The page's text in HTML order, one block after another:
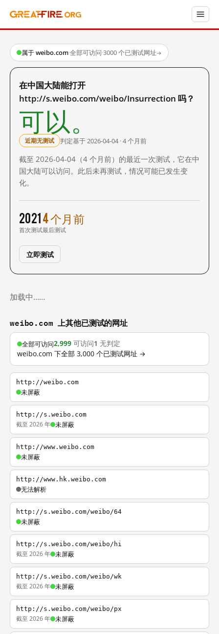
属于 weibo.com·全部可访问·3000 个已测试网址→
在中国大陆能打开
http://s.weibo.com/weibo/Insurrection 吗？
可以。
近期无测试 判定基于 2026-04-04 · 4 个月前
截至 2026-04-04（4 个月前）的最近一次测试，它在中
国大陆可以访问。此后未再测试，情况可能已发生变
化。
2021
首次测试
4 个月前
最后测试
立即测试
加载中……
weibo.com 上其他已测试的网址
全部可访问2,999 可访问1 无判定
weibo.com 下全部 3,000 个已测试网址 →
http://weibo.com
未屏蔽
http://s.weibo.com
截至 2026 年 未屏蔽
http://www.weibo.com
未屏蔽
http://www.hk.weibo.com
无法解析
http://s.weibo.com/weibo/64
未屏蔽
http://s.weibo.com/weibo/hi
截至 2026 年 未屏蔽
http://s.weibo.com/weibo/wk
截至 2026 年 未屏蔽
http://s.weibo.com/weibo/px
截至 2026 年 未屏蔽